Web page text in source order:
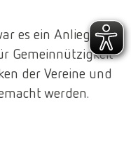
es ein Anliegen,
Gemeinnützigkeit
der Vereine und
werden.